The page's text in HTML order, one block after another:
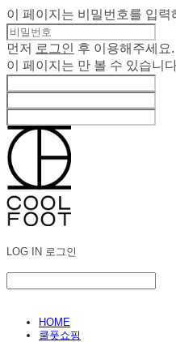
이 페이지는 비밀번호를 입력
먼저 로그인
후 이용해주세요.
이 페이지는 만 볼 수 있습니
LOG IN 로그인
HOME
쿨풋쇼핑